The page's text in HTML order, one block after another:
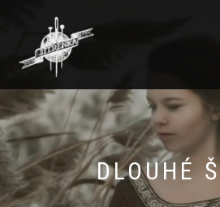
DLOUHÉ